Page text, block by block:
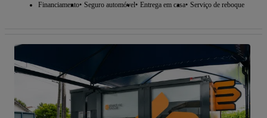
Financiamento Seguro automóvel Entrega em casa Serviço de reboque